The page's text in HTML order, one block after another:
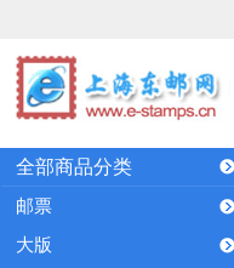
全部商品分类
邮票
大版